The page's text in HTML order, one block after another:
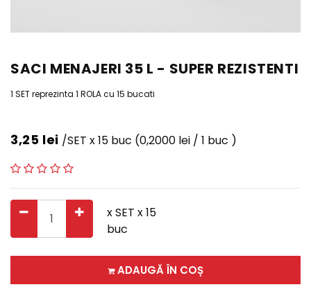
SACI MENAJERI 35 L - SUPER REZISTENTI
1 SET reprezinta 1 ROLA cu 15 bucati
3,25 lei /SET x 15 buc (0,2000 lei / 1 buc )
x SET x 15
buc
ADAUGĂ ÎN COȘ